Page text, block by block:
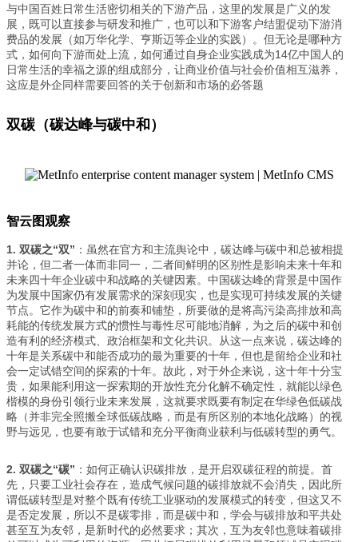
与中国百姓日常生活密切相关的下游产品，这里的发展是广义的发
展，既可以直接参与研发和推广，也可以和下游客户结盟促动下游消
费品的发展（如万华化学、亨斯迈等企业的实践）。但无论是哪种方
式，如何向下游而处上流，如何通过自身企业实践成为14亿中国人的
日常生活的幸福之源的组成部分，让商业价值与社会价值相互滋养，
这应是外企同样需要回答的关于创新和市场的必答题
双碳（碳达峰与碳中和）
智云图观察
1. 双碳之“双” ：虽然在官方和主流舆论中，碳达峰与碳中和总被相提
并论，但二者一体而非同一，二者间鲜明的区别性是影响未来十年和
未来四十年企业碳中和战略的关键因素。中国碳达峰的背景是中国作
为发展中国家仍有发展需求的深刻现实，也是实现可持续发展的关键
节点。它作为碳中和的前奏和铺垫，所要做的是将高污染高排放和高
耗能的传统发展方式的惯性与毒性尽可能地消解，为之后的碳中和创
造有利的经济模式、政治框架和文化共识。从这一点来说，碳达峰的
十年是关系碳中和能否成功的最为重要的十年，但也是留给企业和社
会一定试错空间的探索的十年。故此，对于外企来说，这十年十分宝
贵，如果能利用这一探索期的开放性充分化解不确定性，就能以绿色
楷模的身份引领行业未来发展，这就要求既要有制定在华绿色低碳战
略（并非完全照搬全球低碳战略，而是有所区别的本地化战略）的视
野与远见，也要有敢于试错和充分平衡商业获利与低碳转型的勇气。
2. 双碳之“碳” ：如何正确认识碳排放，是开启双碳征程的前提。首
先，只要工业社会存在，造成气候问题的碳排放就不会消失，因此所
谓低碳转型是对整个既有传统工业驱动的发展模式的转变，但这又不
是否定发展，所以不是碳零排，而是碳中和，学会与碳排放和平共处
甚至互为友邻，是新时代的必然要求；其次，互为友邻也意味着碳排